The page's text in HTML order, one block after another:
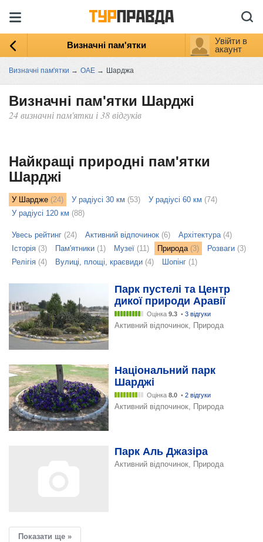
Визначні пам'ятки
Увійти в
акаунт
Визначні пам'ятки → ОАЕ → Шарджа
Визначні пам'ятки Шарджі
24 визначні пам'ятки і 38 відгуків
Найкращі природні пам'ятки
Шарджі
У Шардже (24) У радіусі 30 км (53) У радіусі 60 км (74)
У радіусі 120 км (88)
Увесь рейтинг (24) Активний відпочинок (6) Архітектура(4)
Історія (3) Пам'ятники (1) Музеї (11) Природа(3) Розваги (3)
Релігія (4) Вулиці, площі, краєвиди (4) Шопінг (1)
Парк пустелі та Центр
дикої природи Аравії
Оцінка 9.3 • 3 відгуки
Активний відпочинок, Природа
Національний парк
Шарджі
Оцінка 8.0 • 2 відгуки
Активний відпочинок, Природа
Парк Аль Джазіра
Активний відпочинок, Природа
Показати ще »